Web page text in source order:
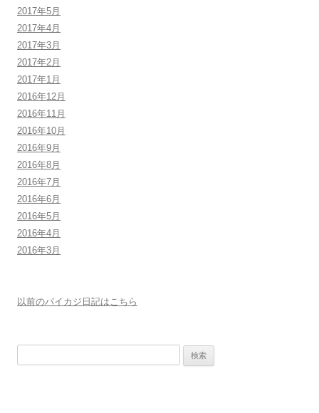
2017年5月
2017年4月
2017年3月
2017年2月
2017年1月
2016年12月
2016年11月
2016年10月
2016年9月
2016年8月
2016年7月
2016年6月
2016年5月
2016年4月
2016年3月
以前のパイカジ日記はこちら